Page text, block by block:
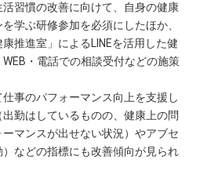
習慣の改善に向けて、自身の健康
学ぶ研修参加を必須にしたほか、
推進室」によるLINEを活用した健
・電話での相談受付などの施策
事のパフォーマンス向上を支援し
勤はしているものの、健康上の問
マンスが出せない状況）やアブセ
などの指標にも改善傾向が見られ